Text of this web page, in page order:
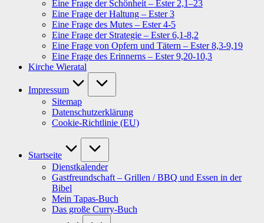
Eine Frage der Schönheit – Ester 2,1–23
Eine Frage der Haltung – Ester 3
Eine Frage des Mutes – Ester 4-5
Eine Frage der Strategie – Ester 6,1-8,2
Eine Frage von Opfern und Tätern – Ester 8,3-9,19
Eine Frage des Erinnerns – Ester 9,20-10,3
Kirche Wieratal
Impressum
Sitemap
Datenschutzerklärung
Cookie-Richtlinie (EU)
Startseite
Dienstkalender
Gastfreundschaft – Grillen / BBQ und Essen in der
Bibel
Mein Tapas-Buch
Das große Curry-Buch